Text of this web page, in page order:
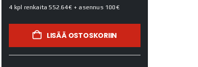
4 kpl renkaita552.64€+ asennus 100€
LISÄÄ OSTOSKORIIN